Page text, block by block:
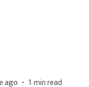
ago 1 min read